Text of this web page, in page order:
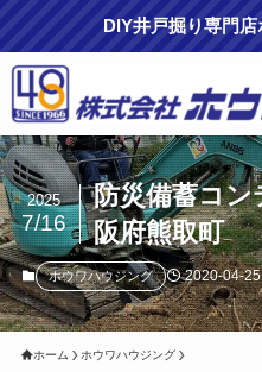
DIY井戸掘り専門店
防災備蓄コン
阪府熊取町
2025
7/16
ホウワハウジング 2020-04-25
ホーム ホウワハウジング